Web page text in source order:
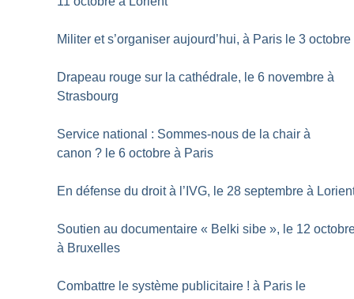
Militer et s’organiser aujourd’hui, à Paris le 3 octobre
Drapeau rouge sur la cathédrale, le 6 novembre à
Strasbourg
Service national : Sommes-nous de la chair à
canon ? le 6 octobre à Paris
En défense du droit à l’IVG, le 28 septembre à
Soutien au documentaire « Belki sibe », le 12
à Bruxelles
Combattre le système publicitaire ! à Paris le